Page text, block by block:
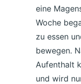
eine
Woche
zu essen
bewegen.
Aufenthalt
und wird